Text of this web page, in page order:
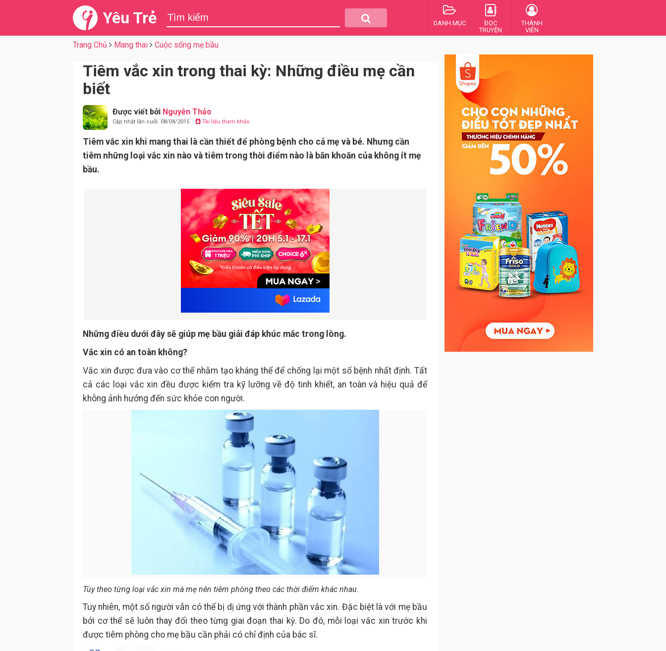
Yêu Trẻ DANH MỤC
ĐỌC
TRUYỆN
THÀNH
VIÊN
Trang Chủ Mang thai Cuộc sống mẹ bầu
Tiêm vắc xin trong thai kỳ: Những điều mẹ cần
biết
Được viết bởi Nguyễn Thảo
Cập nhật lần cuối: 08/04/2015 Tài liệu tham khảo
Tiêm vắc xin khi mang thai là cần thiết để phòng bệnh cho cả mẹ và bé. Nhưng cần
tiêm những loại vắc xin nào và tiêm trong thời điểm nào là băn khoăn của không ít mẹ
bầu.
Những điều dưới đây sẽ giúp mẹ bầu giải đáp khúc mắc trong lòng.
Vắc xin có an toàn không?
Vắc xin được đưa vào cơ thể nhằm tạo kháng thể để chống lại một số bệnh nhất định. Tất
cả các loại vắc xin đều được kiểm tra kỹ lưỡng về độ tinh khiết, an toàn và hiệu quả để
không ảnh hưởng đến sức khỏe con người.
Tùy theo từng loại vắc xin mà mẹ nên tiêm phòng theo các thời điểm khác nhau.
Tuy nhiên, một số người vẫn có thể bị dị ứng với thành phần vắc xin. Đặc biệt là với mẹ bầu
bởi cơ thể sẽ luôn thay đổi theo từng giai đoạn thai kỳ. Do đó, mỗi loại vắc xin trước khi
được tiêm phòng cho mẹ bầu cần phải có chỉ định của bác sĩ.